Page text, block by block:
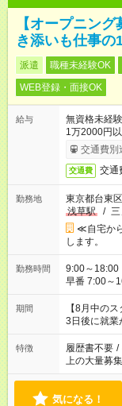
【オープニン
き添いも仕事の
派遣 職種未経験OK
WEB登録・面接OK
給与
無資格未経
1万2000円
交通費別
交通費 交通
勤務地
東京都台東区
浅草駅
/ 三
≪自宅か
します。
勤務時間
9:00～18:00（休憩60分） ■ご
早番 7:00～
と休みを合
「できれば
ね。 ※Wワーク希望の方へ 今ご覧のお仕事で希望する勤務時間
と、もう1つ
合は応募で
期間
【8月中の
3日後に就業
特徴 履歴書不要 /
上の大量募集
気になる！